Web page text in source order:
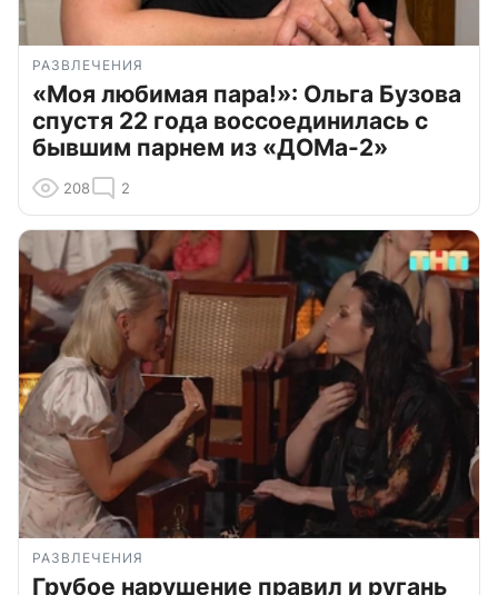
РАЗВЛЕЧЕНИЯ
«Моя любимая пара!»: Ольга Бузова
спустя 22 года воссоединилась с
бывшим парнем из «ДОМа-2»
208 2
РАЗВЛЕЧЕНИЯ
Грубое нарушение правил и ругань